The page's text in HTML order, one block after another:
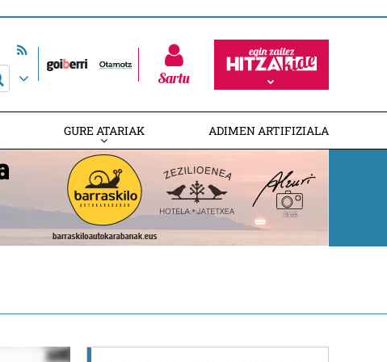
Sartu
GURE ATARIAK ADIMEN ARTIFIZIALA